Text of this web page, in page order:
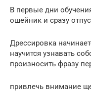
В первые дни
ошейник и сразу
Дрессировка
научится узнавать
произносить фразу
привлечь внимание